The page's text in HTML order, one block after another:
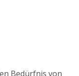
Bedürfnis von